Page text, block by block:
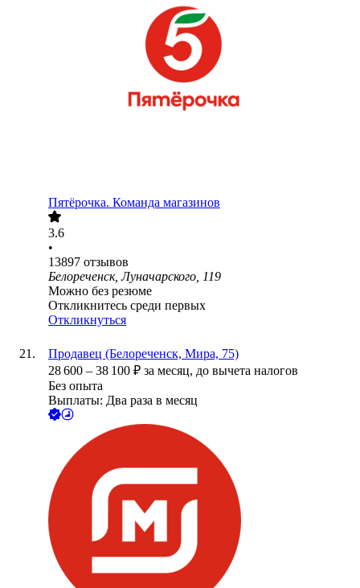
Пятёрочка. Команда магазинов
3.6
•
13897 отзывов
Белореченск, Луначарского, 119
Можно без резюме
Откликнитесь среди первых
Откликнуться
Продавец (Белореченск, Мира, 75)
28 600 – 38 100 ₽ за месяц, до вычета налогов
Без опыта
Выплаты: Два раза в месяц